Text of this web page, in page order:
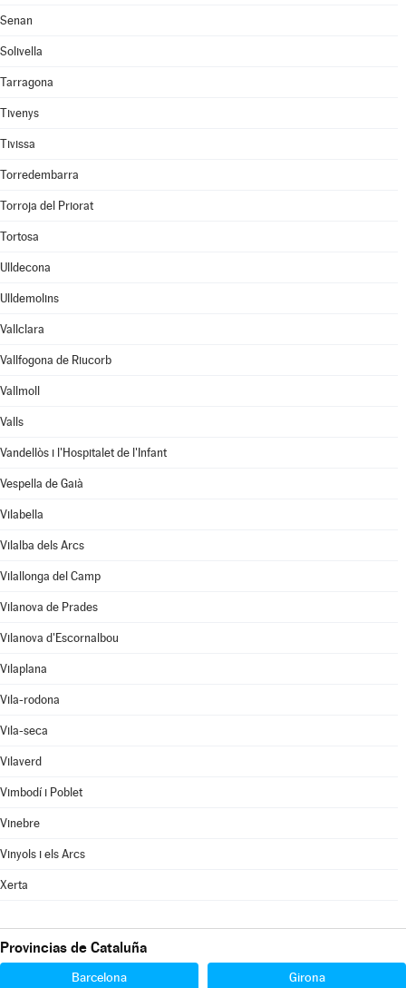
Senan
Solivella
Tarragona
Tivenys
Tivissa
Torredembarra
Torroja del Priorat
Tortosa
Ulldecona
Ulldemolins
Vallclara
Vallfogona de Riucorb
Vallmoll
Valls
Vandellòs i l'Hospitalet de l'Infant
Vespella de Gaià
Vilabella
Vilalba dels Arcs
Vilallonga del Camp
Vilanova de Prades
Vilanova d'Escornalbou
Vilaplana
Vila-rodona
Vila-seca
Vilaverd
Vimbodí i Poblet
Vinebre
Vinyols i els Arcs
Xerta
Provincias de Cataluña
Barcelona Girona